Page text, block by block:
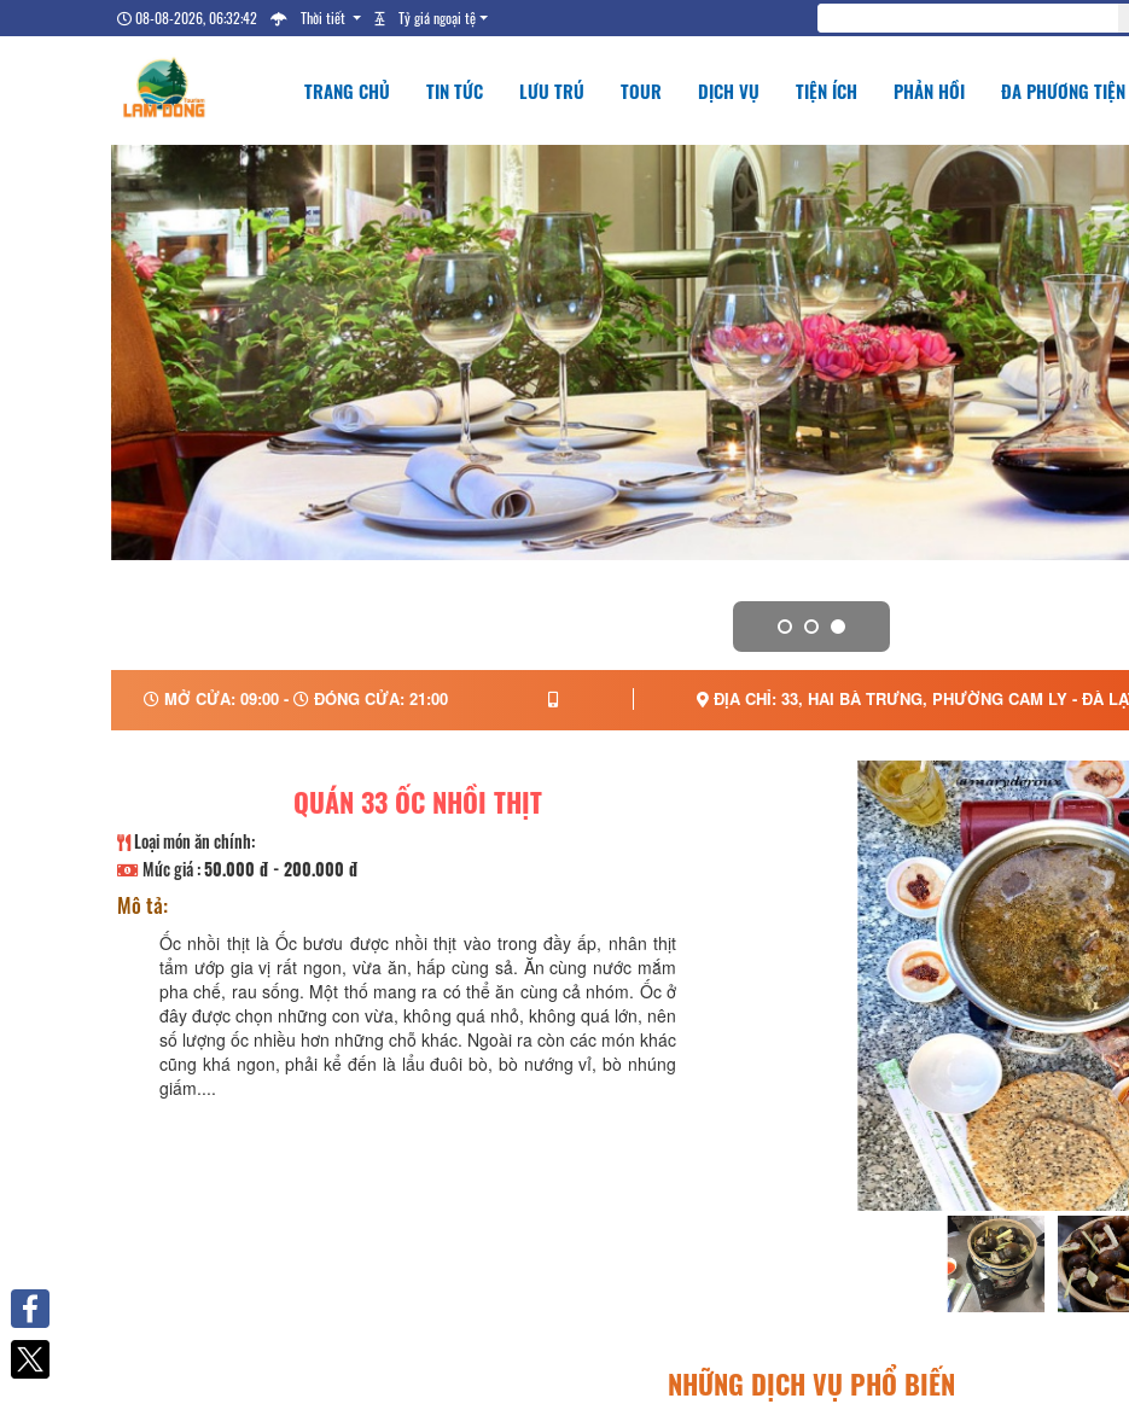
08-08-2026, 06:32:43 Thời tiết Tỷ giá ngoại tệ
TRANG CHỦ TIN TỨC LƯU TRÚ TOUR DỊCH VỤ TIỆN ÍCH PHẢN HỒI ĐA PHƯƠNG TIỆN
MỞ CỬA: 09:00 - ĐÓNG CỬA: 21:00 ĐỊA CHỈ: 33, HAI BÀ TRƯNG, PHƯỜNG CAM LY - ĐÀ
QUÁN 33 ỐC NHỒI THỊT
Loại món ăn chính:
Mức giá :50.000 đ - 200.000 đ
Mô tả:
Ốc nhồi thịt là Ốc bươu được nhồi thịt vào trong đầy ấp, nhân thịt
tẩm ướp gia vị rất ngon, vừa ăn, hấp cùng sả. Ăn cùng nước mắm
pha chế, rau sống. Một thố mang ra có thể ăn cùng cả nhóm. Ốc ở
đây được chọn những con vừa, không quá nhỏ, không quá lớn, nên
số lượng ốc nhiều hơn những chỗ khác. Ngoài ra còn các món khác
cũng khá ngon, phải kể đến là lẩu đuôi bò, bò nướng vỉ, bò nhúng
giấm....
NHỮNG DỊCH VỤ PHỔ BIẾN
Facebook